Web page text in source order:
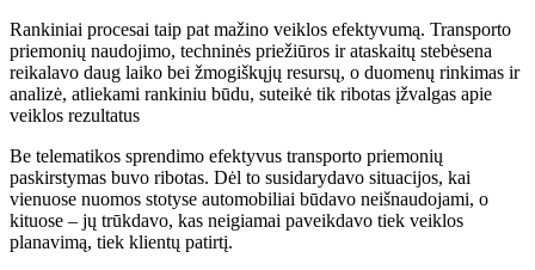
Rankiniai procesai taip pat mažino veiklos efektyvumą. Transporto
priemonių naudojimo, techninės priežiūros ir ataskaitų stebėsena
reikalavo daug laiko bei žmogiškųjų resursų, o duomenų rinkimas ir
analizė, atliekami rankiniu būdu, suteikė tik ribotas įžvalgas apie
veiklos rezultatus
Be telematikos sprendimo efektyvus transporto priemonių
paskirstymas buvo ribotas. Dėl to susidarydavo situacijos, kai
vienuose nuomos stotyse automobiliai būdavo neišnaudojami, o
kituose – jų trūkdavo, kas neigiamai paveikdavo tiek veiklos
planavimą, tiek klientų patirtį.